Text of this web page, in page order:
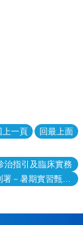
上一頁 回最上面
治指引及臨床實務
下一則:112年度「疾病管制署－暑期實習甄選」通過名單